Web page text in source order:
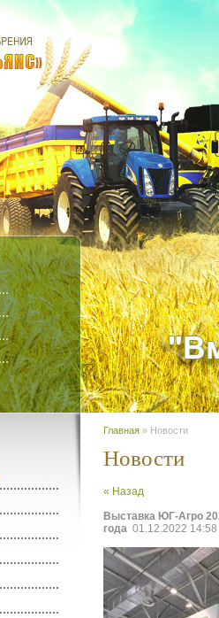
Главная » Новости
Новости
« Назад
Выставка ЮГ-Агро
года 01.12.2022 14:58